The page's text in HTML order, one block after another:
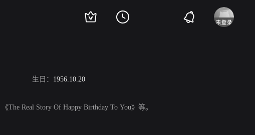
生日： 1956.10.20
Real Story Of Happy Birthday To You》等。